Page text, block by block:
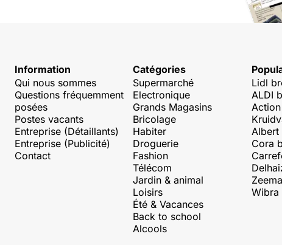
Information
Qui nous sommes
Questions fréquemment
posées
Postes vacants
Entreprise (Détaillants)
Entreprise (Publicité)
Contact
Catégories
Supermarché
Electronique
Grands Magasins
Bricolage
Habiter
Droguerie
Fashion
Télécom
Jardin & animal
Loisirs
Été & Vacances
Back to school
Alcools
Lidl
ALDI
Albert
Cora
Wibra